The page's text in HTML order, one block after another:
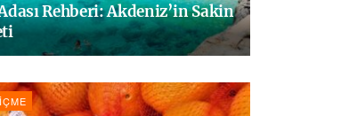
Rehberi: Akdeniz’in Sakin